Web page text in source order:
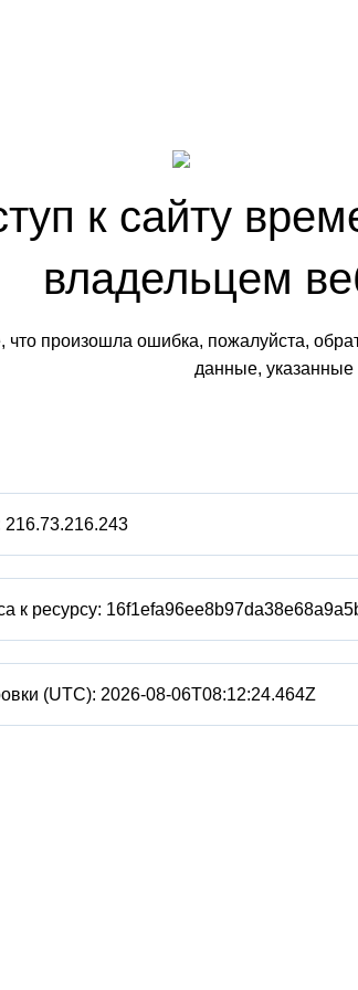
к сайту
владельцем
что произошла ошибка, пожалуйста,
данные, указанные
216.73.216.243
к ресурсу:
(UTC): 2026-08-06T08:12:24.464Z